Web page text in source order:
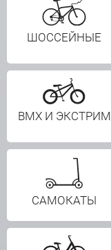
ШОССЕЙНЫЕ
BMX И ЭКСТРИМ
САМОКАТЫ